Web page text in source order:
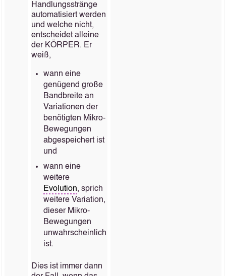
Handlungsstränge
automatisiert werden
und welche nicht,
entscheidet alleine
der KÖRPER. Er
weiß,
wann eine
genügend große
Bandbreite an
Variationen der
benötigten Mikro-
Bewegungen
abgespeichert ist
und
wann eine
weitere
Evolution, sprich
weitere Variation,
dieser Mikro-
Bewegungen
unwahrscheinlich
ist.
Dies ist immer dann